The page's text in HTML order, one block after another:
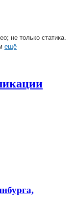
не только статика.
ещё